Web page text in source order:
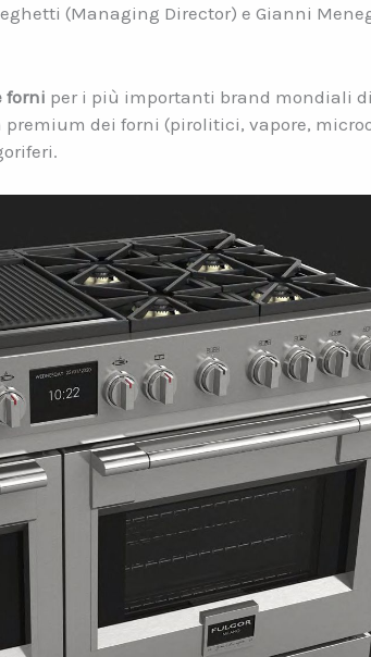
(Managing Director) e Gianni
forni per i più importanti brand mondiali
premium dei forni (pirolitici, vapore,